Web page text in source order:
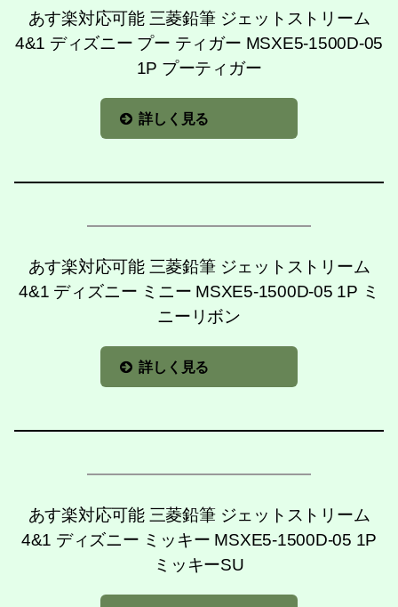
あす楽対応可能 三菱鉛筆 ジェットストリーム
4&1 ディズニー プー ティガー MSXE5-1500D-05
1P プーティガー
詳しく見る
あす楽対応可能 三菱鉛筆 ジェットストリーム
4&1 ディズニー ミニー MSXE5-1500D-05 1P ミ
ニーリボン
詳しく見る
あす楽対応可能 三菱鉛筆 ジェットストリーム
4&1 ディズニー ミッキー MSXE5-1500D-05 1P
ミッキーSU